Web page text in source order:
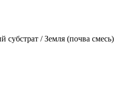
субстрат / Земля (почва смесь)